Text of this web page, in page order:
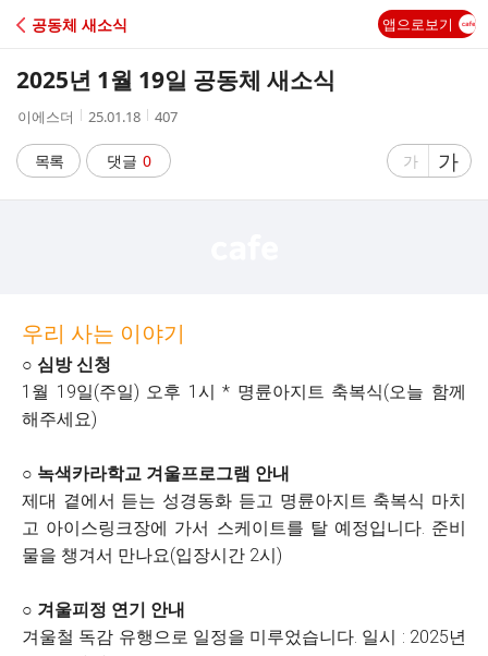
C
A
공동체 새소식 앱으로보기
2025년 1월 19일 공동체 새소식
작
자
이에스더
작
시
간
25.01.18
조
수
407
목록 댓글 0
글
가
글
자
가
우리 사는 이야기
○ 심방 신청
1월 19일(주일) 오후 1시 * 명륜아지트 축복식(오늘 함께
해주세요)
○ 녹색카라학교 겨울프로그램 안내
제대 곁에서 듣는 성경동화 듣고 명륜아지트 축복식 마치
고 아이스링크장에 가서 스케이트를 탈 예정입니다. 준비
물을 챙겨서 만나요(입장시간 2시)
○ 겨울피정 연기 안내
겨울철 독감 유행으로 일정을 미루었습니다. 일시 : 2025년